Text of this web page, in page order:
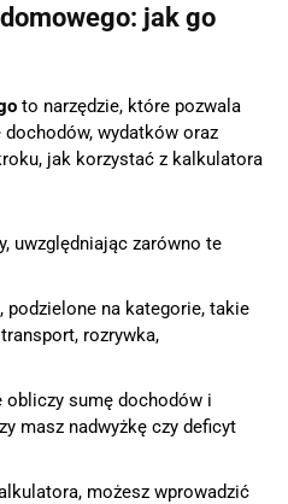
jak go
to narzędzie, które pozwala
dochodów, wydatków oraz
jak korzystać z kalkulatora
uwzględniając zarówno te
podzielone na kategorie, takie
rozrywka,
sumę dochodów i
masz nadwyżkę czy deficyt
możesz wprowadzić